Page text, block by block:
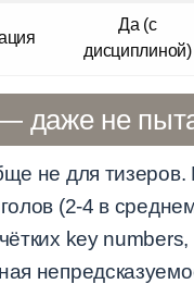
Да (с
дисциплиной)
даже не
не для
(2-4 в
key numbers,